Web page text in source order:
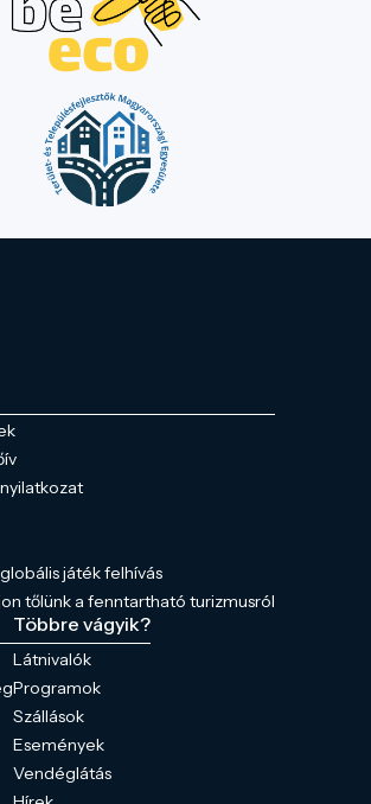
játék felhívás
tőlünk a fenntartható turizmusról
Többre vágyik?
Látnivalók
Programok
Szállások
Események
Vendéglátás